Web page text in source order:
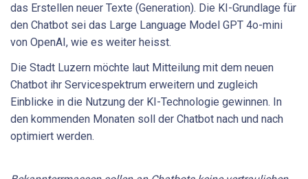
das Erstellen neuer Texte (Generation). Die KI-Grundlage für
den Chatbot sei das Large Language Model GPT 4o-mini
von OpenAI, wie es weiter heisst.
Die Stadt Luzern möchte laut Mitteilung mit dem neuen
Chatbot ihr Servicespektrum erweitern und zugleich
Einblicke in die Nutzung der KI-Technologie gewinnen. In
den kommenden Monaten soll der Chatbot nach und nach
optimiert werden.